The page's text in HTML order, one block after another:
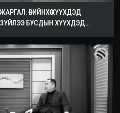
ӨӨРИЙНХӨӨ ХҮҮХДЭД
БУСДЫН ХҮҮХДЭД